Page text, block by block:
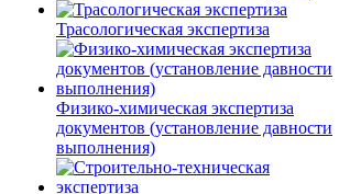
Трасологическая экспертиза
Физико-химическая экспертиза
документов (установление давности
выполнения)